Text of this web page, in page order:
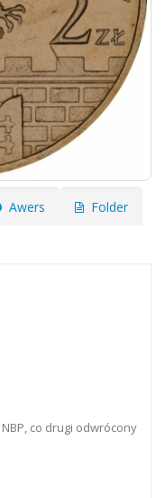
Awers Folder
co drugi odwrócony